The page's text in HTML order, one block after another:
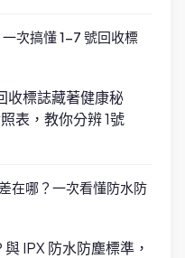
一次搞懂 1-7 號回收標
收標誌藏著健康秘
表，教你分辨 1號
在哪？一次看懂防水防
IPX 防水防塵標準，